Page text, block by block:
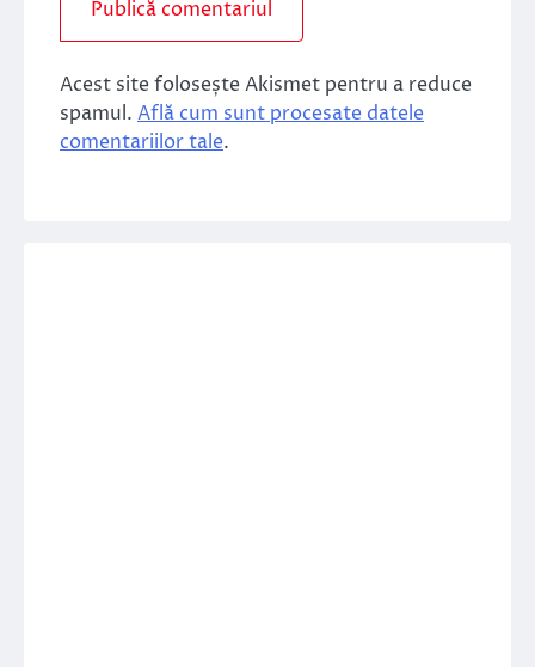
Acest site folosește Akismet pentru a reduce
spamul. Află cum sunt procesate datele
comentariilor tale.